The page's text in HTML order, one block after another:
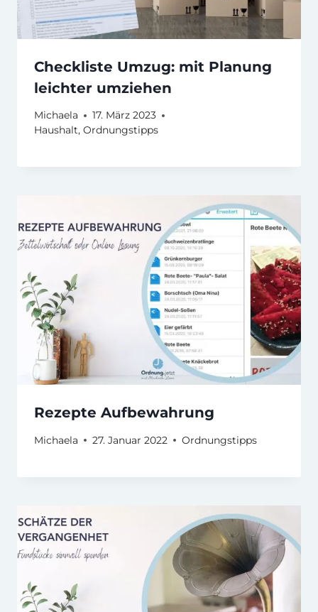
Checkliste Umzug: mit Planung
leichter umziehen
Michaela
17. März 2023
Haushalt, Ordnungstipps
Rezepte Aufbewahrung
Michaela 27. Januar 2022 Ordnungstipps